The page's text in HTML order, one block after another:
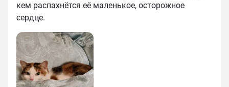
кем распахнётся её маленькое, осторожное
сердце.